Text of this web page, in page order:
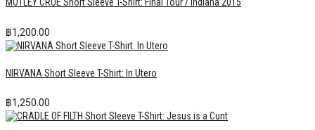
฿1,200.00
NIRVANA Short Sleeve T-Shirt: In Utero
฿1,250.00